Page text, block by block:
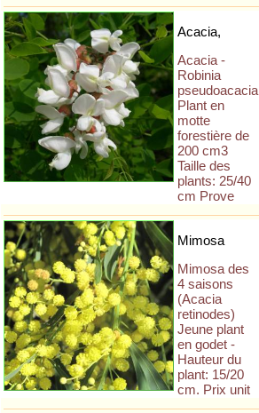
Acacia,
Acacia -
Robinia
pseudoacacia
Plant en
motte
forestière de
200 cm3
Taille des
plants: 25/40
cm Prove
Mimosa
Mimosa des
4 saisons
(Acacia
retinodes)
Jeune plant
en godet -
Hauteur du
plant: 15/20
cm. Prix unit